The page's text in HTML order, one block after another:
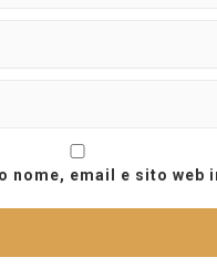
nome, email e sito web